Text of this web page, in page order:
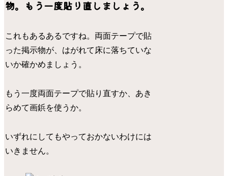
物。もう一度貼り直しましょう。
これもあるあるですね。両面テープで貼
った掲示物が、はがれて床に落ちていな
いか確かめましょう。
もう一度両面テープで貼り直すか、あき
らめて画鋲を使うか。
いずれにしてもやっておかないわけには
いきません。